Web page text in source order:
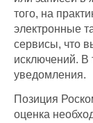
того, на
электронные
сервисы, что
исключений. В
уведомления.
Позиция
оценка